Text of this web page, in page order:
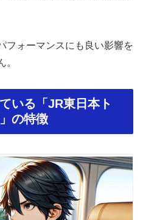
フォーマンスにも良い影響を
。
いる「JR東日本ト
の特徴